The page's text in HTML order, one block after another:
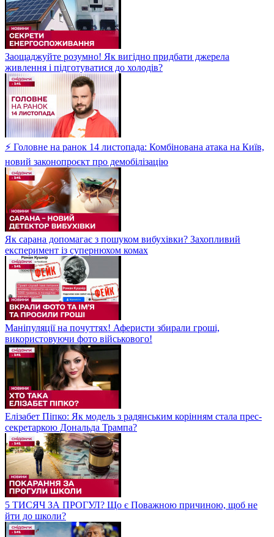
Заощаджуйте розумно! Як вигідно придбати джерела
живлення і підготуватися до холодів?
⚡ Головне на ранок 14 листопада: Комбінована атака на Київ,
новий законопроєкт про демобілізацію
Як сарана допомагає з пошуком вибухівки? Захопливий
експеримент із супернюхом комах
Маніпуляції на почуттях! Аферисти збирали гроші,
використовуючи фото військового!
Елізабет Піпко: Як модель з радянським корінням стала прес-
секретаркою Дональда Трампа?
5 ТИСЯЧ ЗА ПРОГУЛ? Що є Поважною причиною, щоб не
йти до школи?